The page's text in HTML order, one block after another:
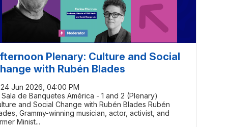
Plenary: Culture and Social
with Rubén Blades
24 Jun 2026, 04:00 PM
Sala de Banquetes América - 1 and 2 (Plenary)
and Social Change with Rubén Blades Rubén
Grammy-winning musician, actor, activist, and
Minist...